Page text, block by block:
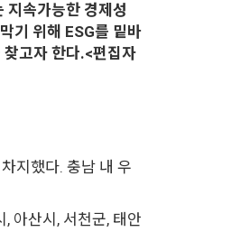
지속가능한 경제성
기 위해 ESG를 밑바
찾고자 한다.<편집자
지했다. 충남 내 우
아산시, 서천군, 태안